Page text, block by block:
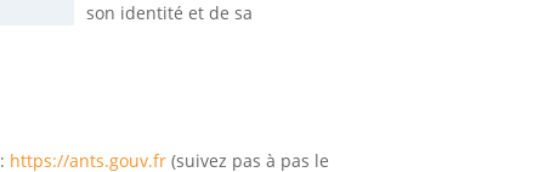
son identité et de sa
https://ants.gouv.fr (suivez pas à pas le